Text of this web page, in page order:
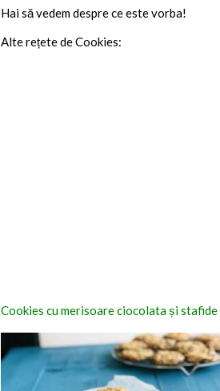
Hai să vedem despre ce este vorba!
Alte rețete de Cookies:
Cookies cu merisoare ciocolata și stafide